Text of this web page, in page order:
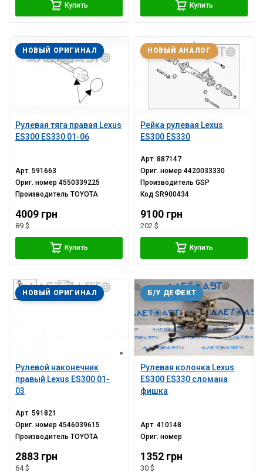
Купить Купить
Рулевая тяга правая Lexus
ES300 ES330 01-06
НОВЫЙ ОРИГИНАЛ
Арт.591663
Ориг. номер4550339225
ПроизводительTOYOTA
4009 грн
89 $
Купить
Рейка рулевая Lexus
ES300 ES330
НОВЫЙ АНАЛОГ
Арт.887147
Ориг. номер4420033330
ПроизводительGSP
КодSR900434
9100 грн
202 $
Купить
Рулевой наконечник
правый Lexus ES300 01-
03
НОВЫЙ ОРИГИНАЛ
Арт.591821
Ориг. номер4546039615
ПроизводительTOYOTA
2883 грн
64 $
Рулевая колонка Lexus
ES300 ES330 сломана
фишка
Б/У ДЕФЕКТ
Арт.410148
Ориг. номер
1352 грн
30 $